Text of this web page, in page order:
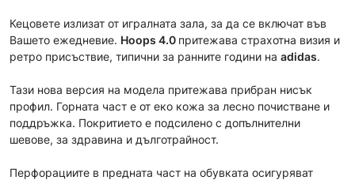
Кецовете излизат от игралната зала, за да се включат във
Вашето ежедневие. Hoops 4.0 притежава страхотна визия и
ретро присъствие, типични за ранните години на adidas.
Тази нова версия на модела притежава прибран нисък
профил. Горната част е от еко кожа за лесно почистване и
поддръжка. Покритието е подсилено с допълнителни
шевове, за здравина и дълготрайност.
Перфорациите в предната част на обувката осигуряват